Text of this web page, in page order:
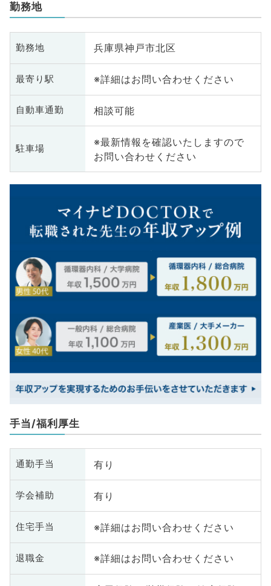
勤務地
勤務地 兵庫県神戸市北区
最寄り駅 ※詳細はお問い合わせください
自動車通勤 相談可能
駐車場
※最新情報を確認いたしますので
お問い合わせください
手当/福利厚生
通勤手当 有り
学会補助 有り
住宅手当 ※詳細はお問い合わせください
退職金 ※詳細はお問い合わせください